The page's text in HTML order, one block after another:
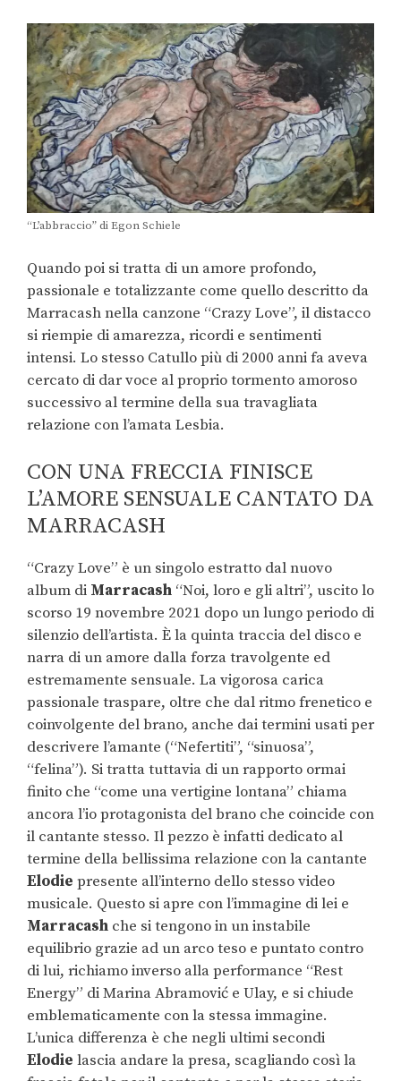
“L’abbraccio” di Egon Schiele
Quando poi si tratta di un amore profondo,
passionale e totalizzante come quello descritto da
Marracash nella canzone “Crazy Love”, il distacco
si riempie di amarezza, ricordi e sentimenti
intensi. Lo stesso Catullo più di 2000 anni fa aveva
cercato di dar voce al proprio tormento amoroso
successivo al termine della sua travagliata
relazione con l’amata Lesbia.
CON UNA FRECCIA FINISCE
L’AMORE SENSUALE CANTATO DA
MARRACASH
“Crazy Love” è un singolo estratto dal nuovo
album di Marracash “Noi, loro e gli altri”, uscito lo
scorso 19 novembre 2021 dopo un lungo periodo di
silenzio dell’artista. È la quinta traccia del disco e
narra di un amore dalla forza travolgente ed
estremamente sensuale. La vigorosa carica
passionale traspare, oltre che dal ritmo frenetico e
coinvolgente del brano, anche dai termini usati per
descrivere l’amante (“Nefertiti”, “sinuosa”,
“felina”). Si tratta tuttavia di un rapporto ormai
finito che “come una vertigine lontana” chiama
ancora l’io protagonista del brano che coincide con
il cantante stesso. Il pezzo è infatti dedicato al
termine della bellissima relazione con la cantante
Elodie presente all’interno dello stesso video
musicale. Questo si apre con l’immagine di lei e
Marracash che si tengono in un instabile
equilibrio grazie ad un arco teso e puntato contro
di lui, richiamo inverso alla performance “Rest
Energy” di Marina Abramović e Ulay, e si chiude
emblematicamente con la stessa immagine.
L’unica differenza è che negli ultimi secondi
Elodie lascia andare la presa, scagliando così la